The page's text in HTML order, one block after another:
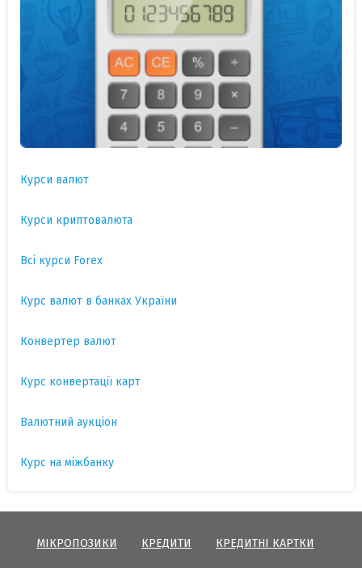
Курси валют
Курси криптовалюта
Всі курси Forex
Курс валют в банках України
Конвертер валют
Курс конвертації карт
Валютний аукціон
Курс на міжбанку
МІКРОПОЗИКИ КРЕДИТИ КРЕДИТНІ КАРТКИ